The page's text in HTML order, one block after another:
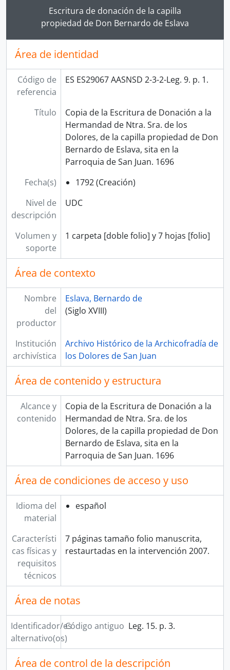
Clicking this description title link will open the
Escritura de donación de la capilla
propiedad de Don Bernardo de Eslava
Área de identidad
Código de
referencia
ES ES29067 AASNSD 2-3-2-Leg. 9. p. 1.
Título
Copia de la Escritura de Donación a la
Hermandad de Ntra. Sra. de los
Dolores, de la capilla propiedad de Don
Bernardo de Eslava, sita en la
Parroquia de San Juan. 1696
Fecha(s)
1792 (Creación)
Nivel de
descripción
UDC
Volumen y
soporte
1 carpeta [doble folio] y 7 hojas [folio]
Área de contexto
Nombre
del
productor
Eslava, Bernardo de
(Siglo XVIII)
Institución
archivística
Archivo Histórico de la Archicofradía de
los Dolores de San Juan
Área de contenido y estructura
Alcance y
contenido
Copia de la Escritura de Donación a la
Hermandad de Ntra. Sra. de los
Dolores, de la capilla propiedad de Don
Bernardo de Eslava, sita en la
Parroquia de San Juan. 1696
Área de condiciones de acceso y uso
Idioma del
material
español
Característi
cas físicas y
requisitos
técnicos
7 páginas tamaño folio manuscrita,
restaurtadas en la intervención 2007.
Área de notas
Identificador/es
alternativo(os)
Código antiguo Leg. 15. p. 3.
Área de control de la descripción